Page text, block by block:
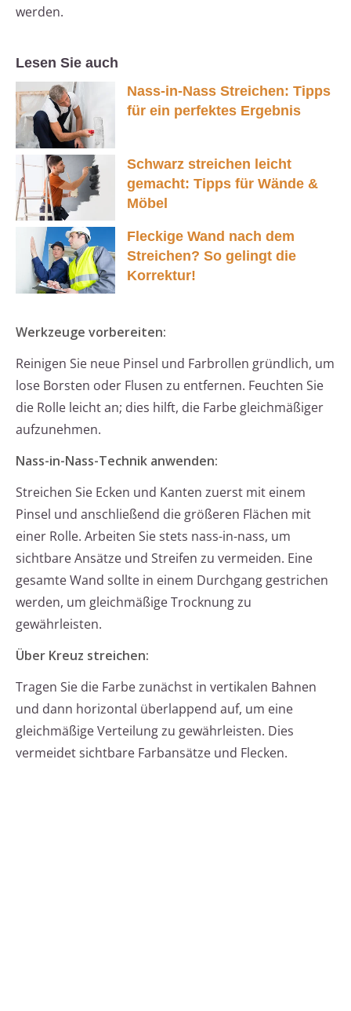
werden.
Lesen Sie auch
Nass-in-Nass Streichen: Tipps
für ein perfektes Ergebnis
Schwarz streichen leicht
gemacht: Tipps für Wände &
Möbel
Fleckige Wand nach dem
Streichen? So gelingt die
Korrektur!
Werkzeuge vorbereiten:
Reinigen Sie neue Pinsel und Farbrollen gründlich, um
lose Borsten oder Flusen zu entfernen. Feuchten Sie
die Rolle leicht an; dies hilft, die Farbe gleichmäßiger
aufzunehmen.
Nass-in-Nass-Technik anwenden:
Streichen Sie Ecken und Kanten zuerst mit einem
Pinsel und anschließend die größeren Flächen mit
einer Rolle. Arbeiten Sie stets nass-in-nass, um
sichtbare Ansätze und Streifen zu vermeiden. Eine
gesamte Wand sollte in einem Durchgang gestrichen
werden, um gleichmäßige Trocknung zu
gewährleisten.
Über Kreuz streichen:
Tragen Sie die Farbe zunächst in vertikalen Bahnen
und dann horizontal überlappend auf, um eine
gleichmäßige Verteilung zu gewährleisten. Dies
vermeidet sichtbare Farbansätze und Flecken.